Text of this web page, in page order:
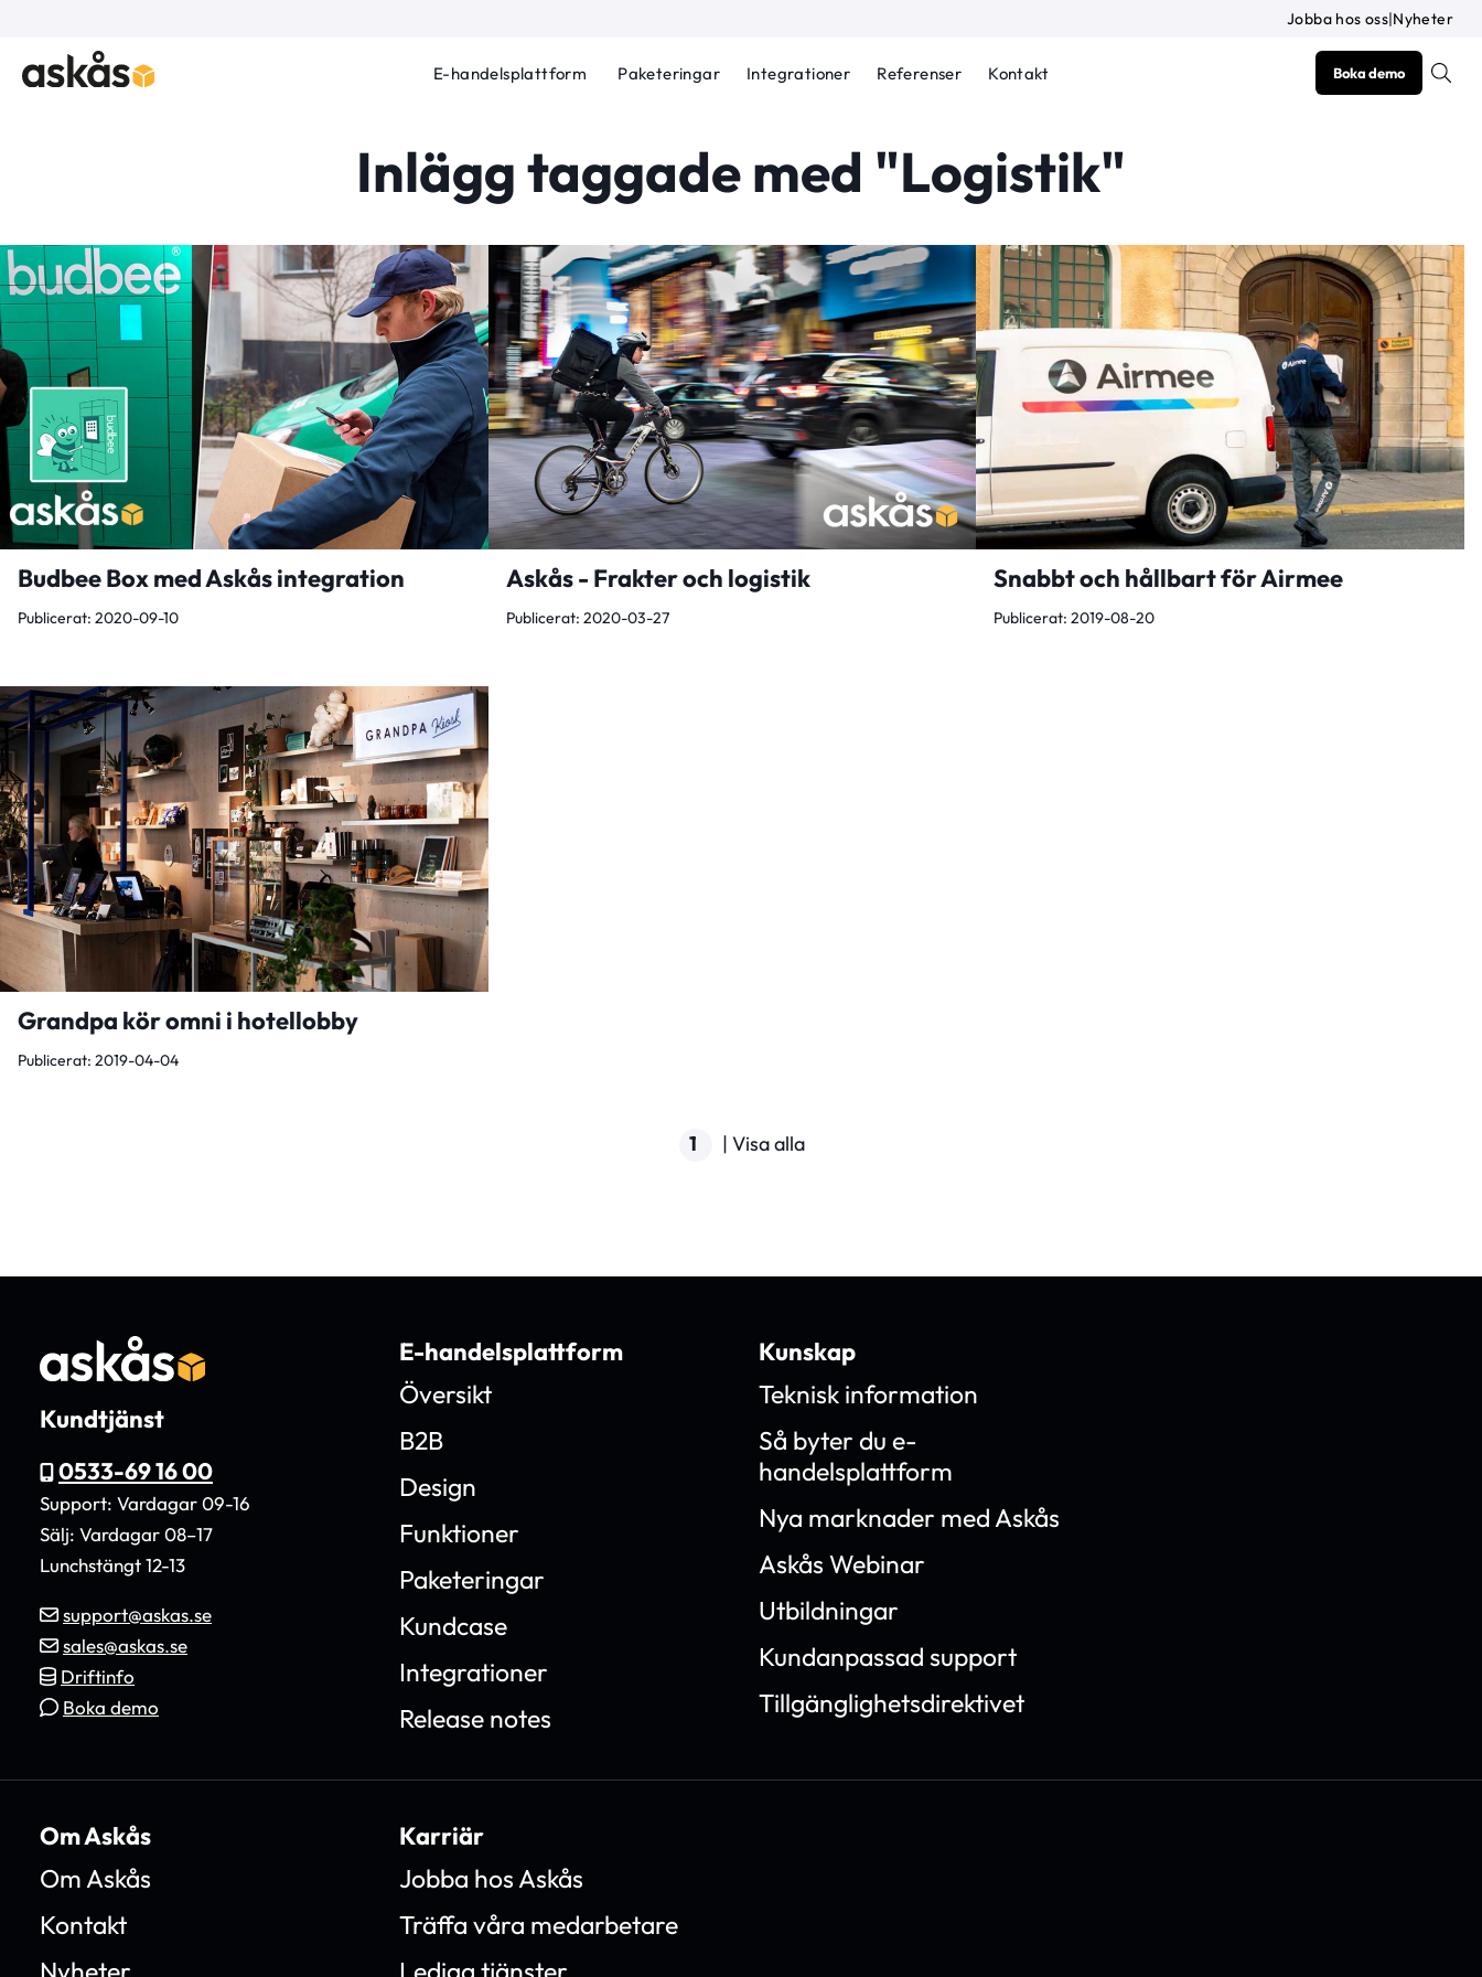
Jobba hos oss|Nyheter
E-handelsplattform Paketeringar Integrationer Referenser Kontakt Boka demo
Inlägg taggade med "Logistik"
Budbee Box med Askås integration
Publicerat: 2020-09-10
Askås - Frakter och logistik
Publicerat: 2020-03-27
Snabbt och hållbart för Airmee
Publicerat: 2019-08-20
Grandpa kör omni i hotellobby
Publicerat: 2019-04-04
1 | Visa alla
Kundtjänst
0533-69 16 00
Support: Vardagar 09-16
Sälj: Vardagar 08–17
Lunchstängt 12-13
support@askas.se
sales@askas.se
Driftinfo
Boka demo
E-handelsplattform
Översikt
B2B
Design
Funktioner
Paketeringar
Kundcase
Integrationer
Release notes
Kunskap
Teknisk information
Så byter du e-
handelsplattform
Nya marknader med Askås
Askås Webinar
Utbildningar
Kundanpassad support
Tillgänglighetsdirektivet
Om Askås
Om Askås
Kontakt
Karriär
Jobba hos Askås
Träffa våra medarbetare